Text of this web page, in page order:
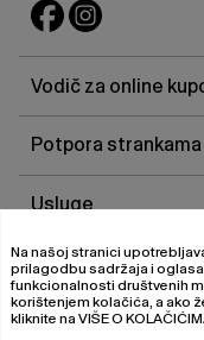
Vodič za online
Potpora strankama
Usluge
O nama
Na našoj stranici
prilagodbu sadržaja i
funkcionalnosti društvenih
korištenjem kolačića, a ako
kliknite na VIŠE O